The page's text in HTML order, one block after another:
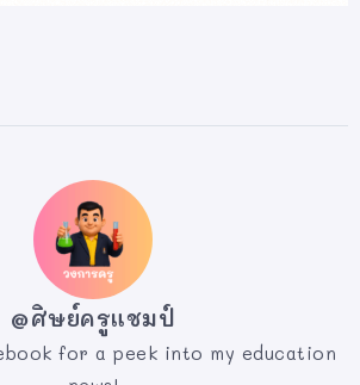
@ศิษย์ครูแชมป์
for a peek into my education